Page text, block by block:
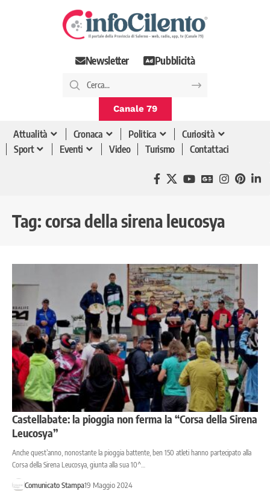
Newsletter Pubblicità
Canale 79
Attualità Cronaca Politica
Curiosità
Sport
Eventi Video Turismo Contattaci
Tag: corsa della sirena leucosya
Castellabate: la pioggia non ferma la “Corsa della Sirena
Leucosya”
Anche quest’anno, nonostante la pioggia battente, ben 150 atleti hanno partecipato alla
Corsa della Sirena Leucosya, giunta alla sua 10^…
Comunicato Stampa19 Maggio 2024